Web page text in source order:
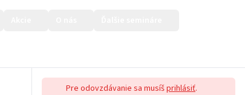
Pre odovzdávanie sa musíšprihlásiť.